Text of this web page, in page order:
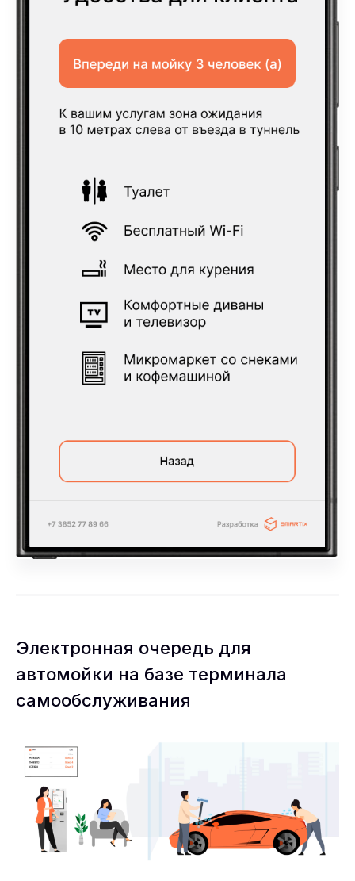
Электронная очередь для
автомойки на базе терминала
самообслуживания